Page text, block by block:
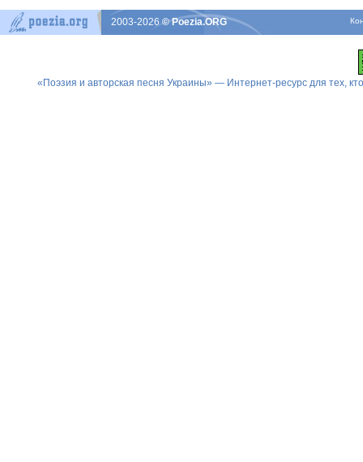
2003-2026© Poezia.ORG
«Поэзия и авторская песня Украины» — Интернет-ресурс для тех,